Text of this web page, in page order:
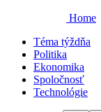
Home
Téma týždňa
Politika
Ekonomika
Spoločnosť
Technológie